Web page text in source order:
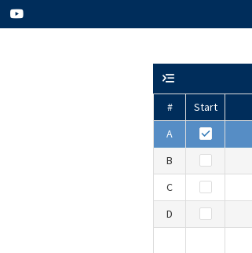
# Start
A
B
C
D